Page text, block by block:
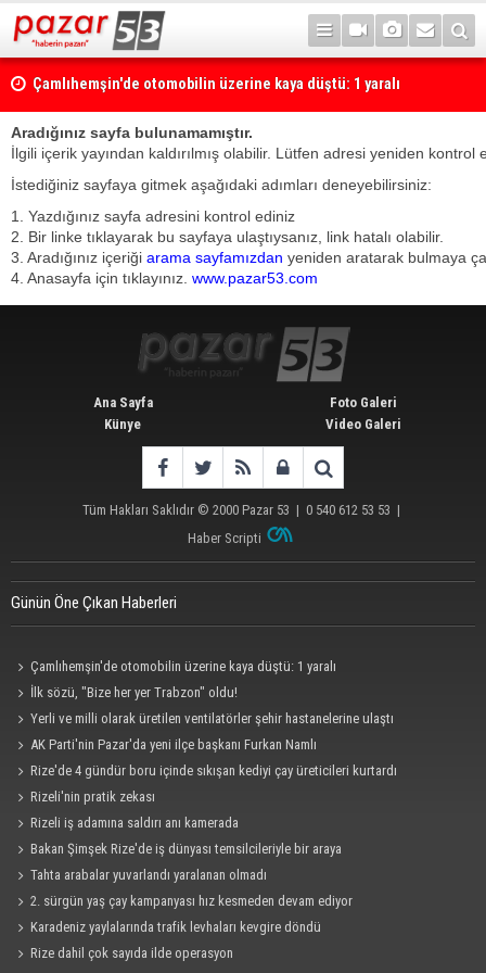
Çamlıhemşin'de otomobilin üzerine kaya düştü: 1 yaralı
Aradığınız sayfa bulunamamıştır.
İlgili içerik yayından kaldırılmış olabilir. Lütfen adresi yeniden kontrol
İstediğiniz sayfaya gitmek aşağıdaki adımları deneyebilirsiniz:
1. Yazdığınız sayfa adresini kontrol ediniz
2. Bir linke tıklayarak bu sayfaya ulaştıysanız, link hatalı olabilir.
3. Aradığınız içeriği arama sayfamızdan yeniden aratarak bulmaya
4. Anasayfa için tıklayınız. www.pazar53.com
Ana Sayfa
Künye
Foto Galeri
Video Galeri
Tüm Hakları Saklıdır © 2000 Pazar 53 | 0 540 612 53 53 |
Haber Scripti
Günün Öne Çıkan Haberleri
Çamlıhemşin'de otomobilin üzerine kaya düştü: 1 yaralı
İlk sözü, "Bize her yer Trabzon" oldu!
Yerli ve milli olarak üretilen ventilatörler şehir hastanelerine ulaştı
AK Parti'nin Pazar'da yeni ilçe başkanı Furkan Namlı
Rize'de 4 gündür boru içinde sıkışan kediyi çay üreticileri kurtardı
Rizeli'nin pratik zekası
Rizeli iş adamına saldırı anı kamerada
Bakan Şimşek Rize'de iş dünyası temsilcileriyle bir araya
Tahta arabalar yuvarlandı yaralanan olmadı
2. sürgün yaş çay kampanyası hız kesmeden devam ediyor
Karadeniz yaylalarında trafik levhaları kevgire döndü
Rize dahil çok sayıda ilde operasyon